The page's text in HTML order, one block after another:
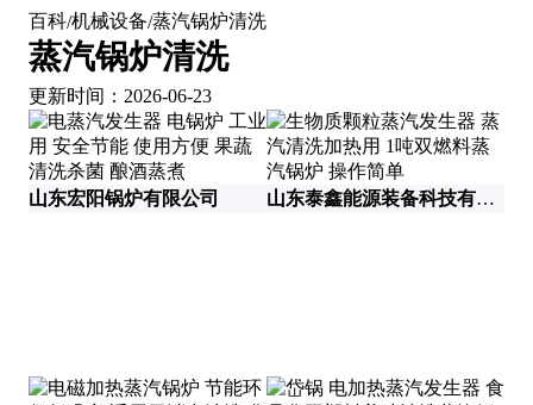
百科/机械设备/蒸汽锅炉清洗
蒸汽锅炉清洗
更新时间：2026-06-23
山东宏阳锅炉有限公司 山东泰鑫能源装备科技有限公司